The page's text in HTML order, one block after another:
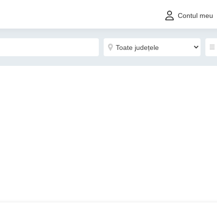
Contul meu